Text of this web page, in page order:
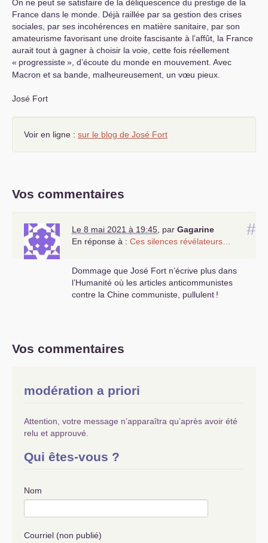
On ne peut se satisfaire de la déliquescence du prestige de la
France dans le monde. Déjà raillée par sa gestion des crises
sociales, par ses incohérences en matière sanitaire, par son
amateurisme favorisant une droite fascisante à l’affût, la France
aurait tout à gagner à choisir la voie, cette fois réellement
« progressiste», d’écoute du monde en mouvement. Avec
Macron et sa bande, malheureusement, un vœu pieux.
José Fort
Voir en ligne : sur le blog de José Fort
Vos commentaires
#
Le 8 mai 2021 à 19:45 par Gagarine
En réponse à : Ces silences révélateurs…
Dommage que José Fort n’écrive plus dans
l’Humanité où les articles anticommunistes
contre la Chine communiste, pullulent !
Vos commentaires
modération a priori
Attention, votre message n’apparaîtra qu’après avoir été
relu et approuvé.
Qui êtes-vous ?
Nom
Courriel (non publié)